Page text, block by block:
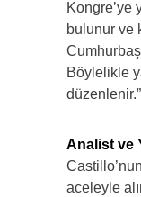
Kongre’ye
bulunur ve
Böylelikle
düzenlenir.”
Analist ve
aceleyle